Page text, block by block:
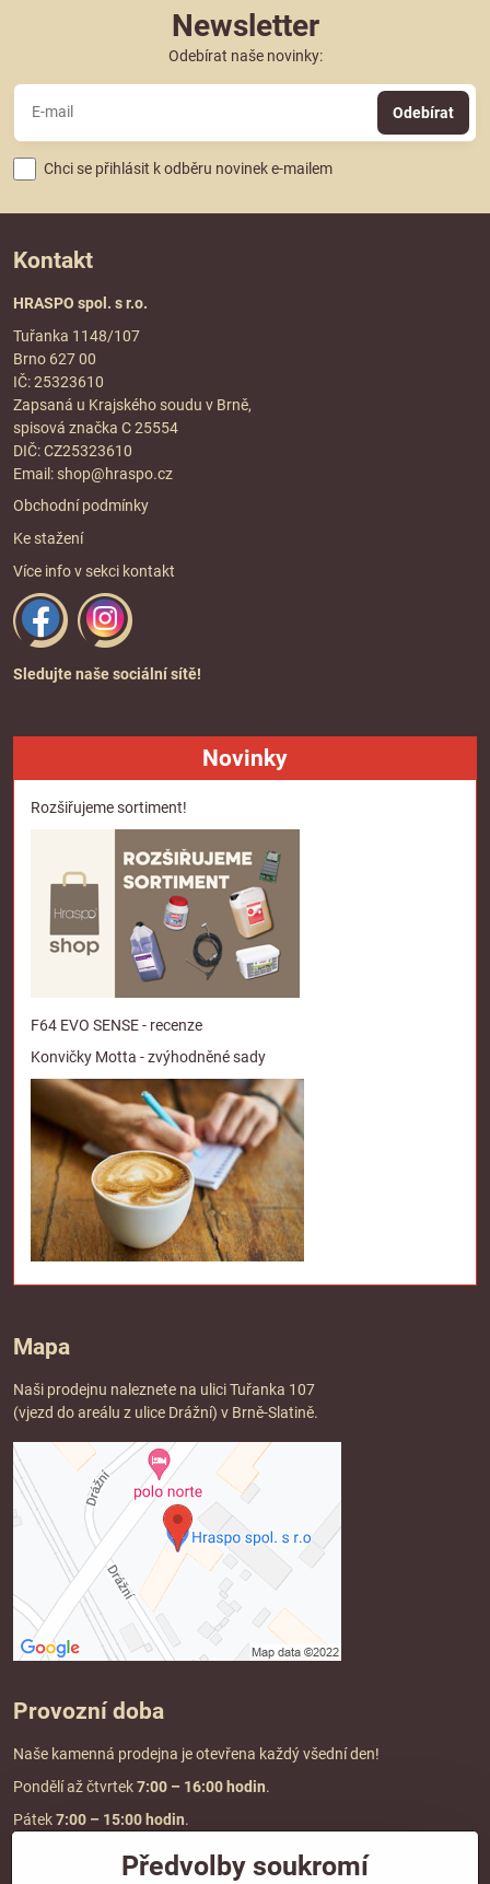
Newsletter
Odebírat naše novinky:
Odebírat
Chci se přihlásit k odběru novinek e-mailem
Kontakt
HRASPO spol. s r.o.
Tuřanka 1148/107
Brno 627 00
IČ: 25323610
Zapsaná u Krajského soudu v Brně,
spisová značka C 25554
DIČ: CZ25323610
Email: shop@hraspo.cz
Obchodní podmínky
Ke stažení
Více info v sekci kontakt
Sledujte naše sociální sítě!
Novinky
Rozšiřujeme sortiment!
F64 EVO SENSE - recenze
Konvičky Motta - zvýhodněné sady
Mapa
Naši prodejnu naleznete na ulici Tuřanka 107
(vjezd do areálu z ulice Drážní) v Brně-Slatině.
Provozní doba
Naše kamenná prodejna je otevřena každý všední den!
Pondělí až čtvrtek7:00 – 16:00 hodin.
Pátek7:00 – 15:00 hodin.
Předvolby soukromí